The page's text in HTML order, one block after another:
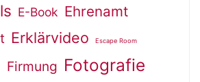
E-Book Ehrenamt
Erklärvideo Escape Room
Firmung Fotografie